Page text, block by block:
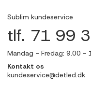
Sublim kundeservice
tlf. 71 99
Mandag - Fredag: 9.00 -
Kontakt os
kundeservice@detled.dk